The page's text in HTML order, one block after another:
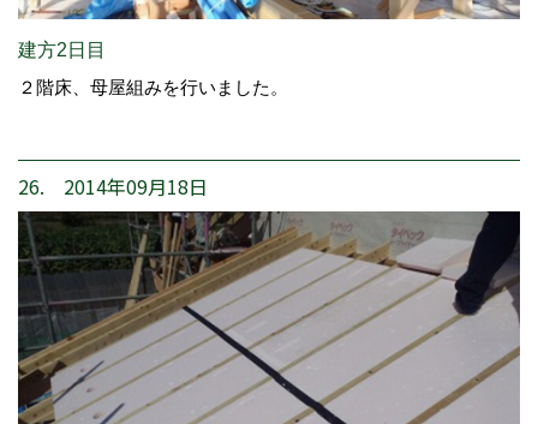
建方2日目
２階床、母屋組みを行いました。
26. 2014年09月18日